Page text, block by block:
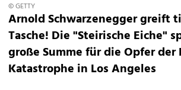
© GETTY
Arnold Schwarzenegger greift
Tasche! Die "Steirische Eiche"
große Summe für die Opfer der
Katastrophe in Los Angeles